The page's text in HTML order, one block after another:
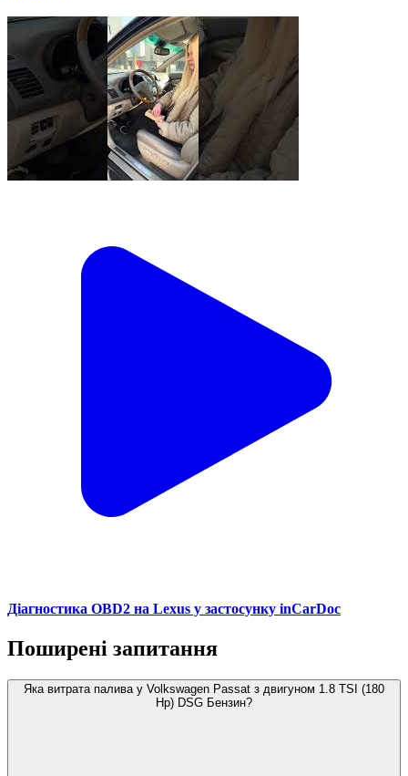
Діагностика OBD2 на Lexus у застосунку inCarDoc
Поширені запитання
Яка витрата палива у Volkswagen Passat з двигуном 1.8 TSI (180
Hp) DSG Бензин?